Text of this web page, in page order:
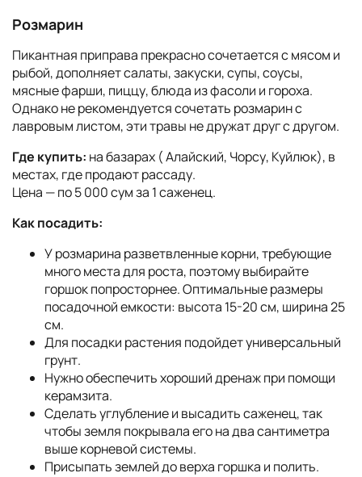
Розмарин
Пикантная приправа прекрасно сочетается с мясом и
рыбой, дополняет салаты, закуски, супы, соусы,
мясные фарши, пиццу, блюда из фасоли и гороха.
Однако не рекомендуется сочетать розмарин с
лавровым листом, эти травы не дружат друг с другом.
Где купить: на базарах ( Алайский, Чорсу, Куйлюк), в
местах, где продают рассаду.
Цена — по 5 000 сум за 1 саженец.
Как посадить:
У розмарина разветвленные корни, требующие
много места для роста, поэтому выбирайте
горшок попросторнее. Оптимальные размеры
посадочной емкости: высота 15-20 см, ширина 25
см.
Для посадки растения подойдет универсальный
грунт.
Нужно обеспечить хороший дренаж при помощи
керамзита.
Сделать углубление и высадить саженец, так
чтобы земля покрывала его на два сантиметра
выше корневой системы.
Присыпать землей до верха горшка и полить.